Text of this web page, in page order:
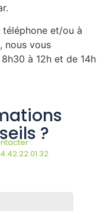
téléphone et/ou à
nous vous
à 12h et de 14h
?
: